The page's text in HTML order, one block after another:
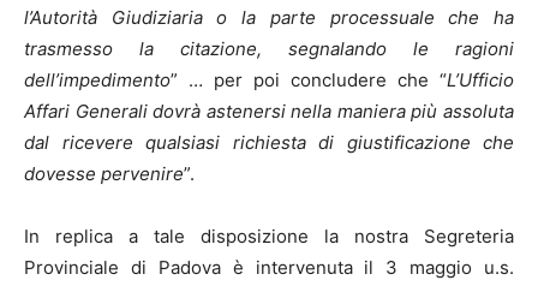
l’Autorità Giudiziaria o la parte processuale che ha
trasmesso la citazione, segnalando le ragioni
dell’impedimento” … per poi concludere che “L’Ufficio
Affari Generali dovrà astenersi nella maniera più assoluta
dal ricevere qualsiasi richiesta di giustificazione che
dovesse pervenire”.
In replica a tale disposizione la nostra Segreteria
Provinciale di Padova è intervenuta il 3 maggio u.s.